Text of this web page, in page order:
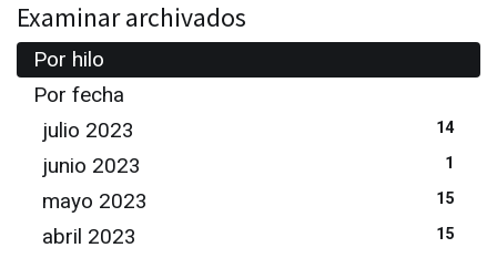
Examinar archivados
Por hilo
Por fecha
julio 2023
14
junio 2023 1
mayo 2023 15
abril 2023 15